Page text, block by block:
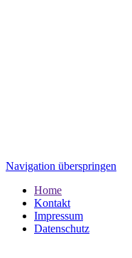
Navigation überspringen
Home
Kontakt
Impressum
Datenschutz